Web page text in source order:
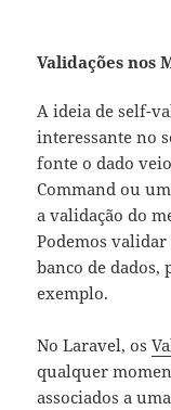
Validações nos
A ideia de self-
interessante no
fonte o dado
Command ou
a validação do
Podemos validar
banco de dados,
exemplo.
No Laravel, os
qualquer
associados a